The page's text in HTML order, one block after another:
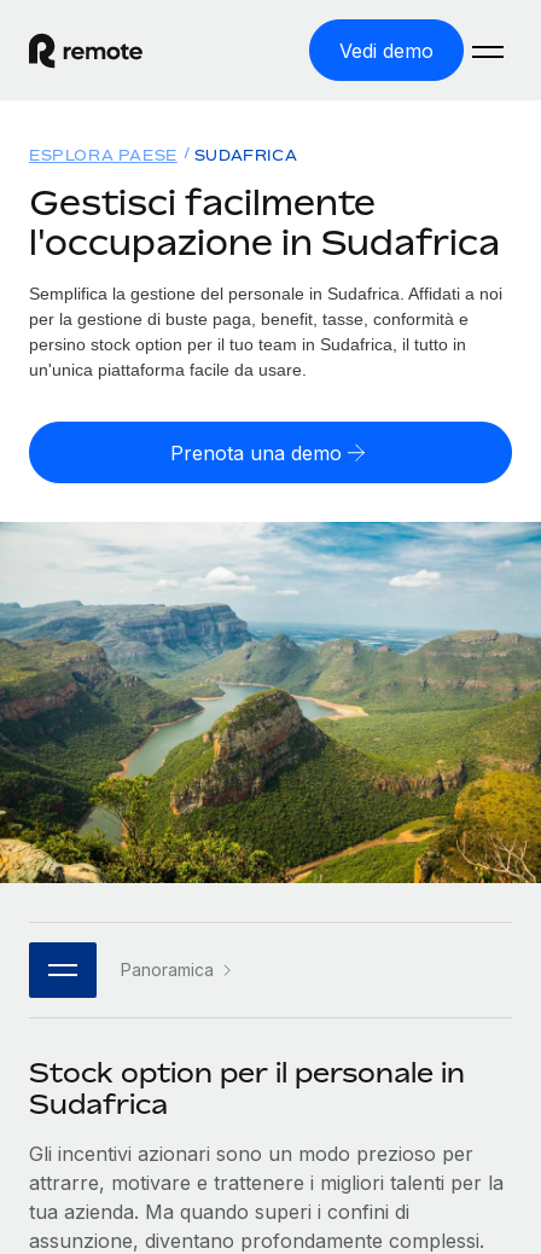
Vedi demo
ASSUMI NEL MONDO
Global Payroll
Gestisci il payroll a norma, in tutta semplicità
Employer of Record
Contractor Management
SERVICES
Chiedi a un esperto
Affidati agli esperti per la gestione HR e la
compliance globale
Soluzioni
COPERTURA GLOBALE
Ricerca paesi
Trova i servizi di supporto all’impiego per ogni Paese
Confronta Remote
Scopri come ci confrontiamo con gli altri
DIVENTA NOSTRO PARTNER
Partner tecnologici strategici
Integra l'HR globale nella tua piattaforma in modo
flessibile
CASE STUDIES
Tariffe
English
Nederlands
Deutsch
Español
Italiano
Português (Portugal)
日本語
한국어
中文（简体）
Login
ESPLORA PAESE SUDAFRICA
Gestisci facilmente
l'occupazione in Sudafrica
Semplifica la gestione del personale in Sudafrica. Affidati a noi
per la gestione di buste paga, benefit, tasse, conformità e
persino stock option per il tuo team in Sudafrica, il tutto in
un'unica piattaforma facile da usare.
Prenota una demo
Panoramica
Stock option per il personale in
Sudafrica
Gli incentivi azionari sono un modo prezioso per
attrarre, motivare e trattenere i migliori talenti per la
tua azienda. Ma quando superi i confini di
assunzione, diventano profondamente complessi.